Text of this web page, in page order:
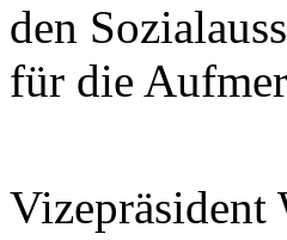
den
für die